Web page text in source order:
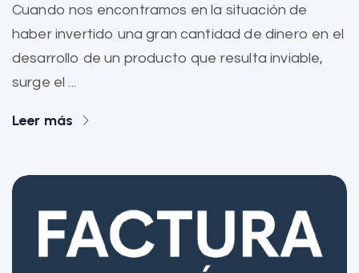
Cuando nos encontramos en la situación de
haber invertido una gran cantidad de dinero en el
desarrollo de un producto que resulta inviable,
surge el ...
Leer más